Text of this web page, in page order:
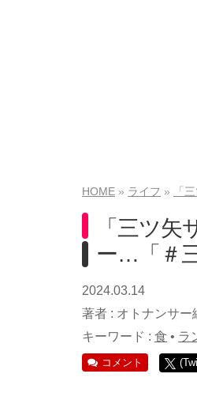
HOME ライフ 「
「三ツ
ー…「＃
2024.03.14
著者 : オトナンサー
キーワード : 食 • ラ
コメント